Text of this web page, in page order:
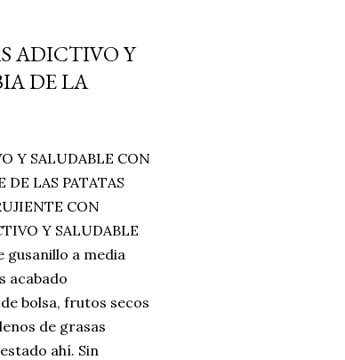
ADICTIVO Y
DE LA
Y SALUDABLE CON
DE LAS PATATAS
CON
Y SALUDABLE
gusanillo a media
acabado
bolsa, frutos secos
de grasas
ahí. Sin